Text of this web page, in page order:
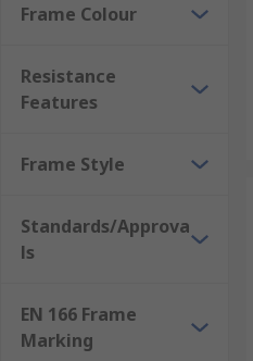
Frame Colour
Resistance
Features
Frame Style
Standards/Approva
ls
EN 166 Frame
Marking